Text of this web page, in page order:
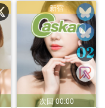
次回 00:00
新宿